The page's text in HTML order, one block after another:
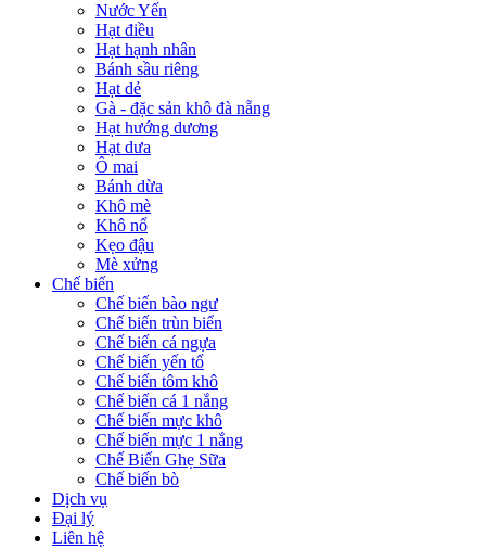
Nước Yến
Hạt điều
Hạt hạnh nhân
Bánh sầu riêng
Hạt dẻ
Gà - đặc sản khô đà nẵng
Hạt hướng dương
Hạt dưa
Ô mai
Bánh dừa
Khô mè
Khô nổ
Kẹo đậu
Mè xửng
Chế biến
Chế biến bào ngư
Chế biến trùn biển
Chế biến cá ngựa
Chế biến yến tổ
Chế biến tôm khô
Chế biến cá 1 nắng
Chế biến mực khô
Chế biến mực 1 nắng
Chế Biến Ghẹ Sữa
Chế biến bò
Dịch vụ
Đại lý
Liên hệ